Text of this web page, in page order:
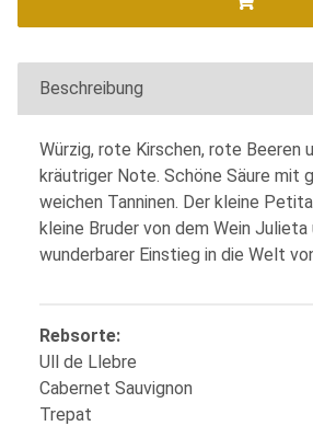
Beschreibung
Würzig, rote Kirschen, rote Beeren
kräutriger Note. Schöne Säure mit
weichen Tanninen. Der kleine
kleine Bruder von dem Wein Julieta
wunderbarer Einstieg in die Welt
Produkteigenschaft
Wert
Rebsorte:
Ull de Llebre
Cabernet Sauvignon
Trepat